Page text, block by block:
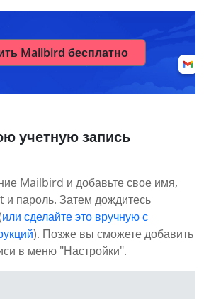
Mailbird бесплатно
учетную запись
Mailbird и добавьте свое имя,
пароль. Затем дождитесь
или сделайте это вручную с
). Позже вы сможете добавить
в меню "Настройки".